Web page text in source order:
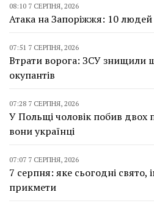
08:10 7 СЕРПНЯ, 2026
Атака на Запоріжжя: 10
07:51 7 СЕРПНЯ, 2026
Втрати ворога: ЗСУ знищили
окупантів
07:28 7 СЕРПНЯ, 2026
У Польщі чоловік побив двох
вони українці
07:07 7 СЕРПНЯ, 2026
7 серпня: яке сьогодні свято,
прикмети